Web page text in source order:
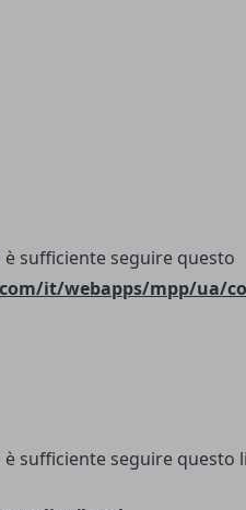
sufficiente seguire questo
it/webapps/mpp/ua/
sufficiente seguire questo